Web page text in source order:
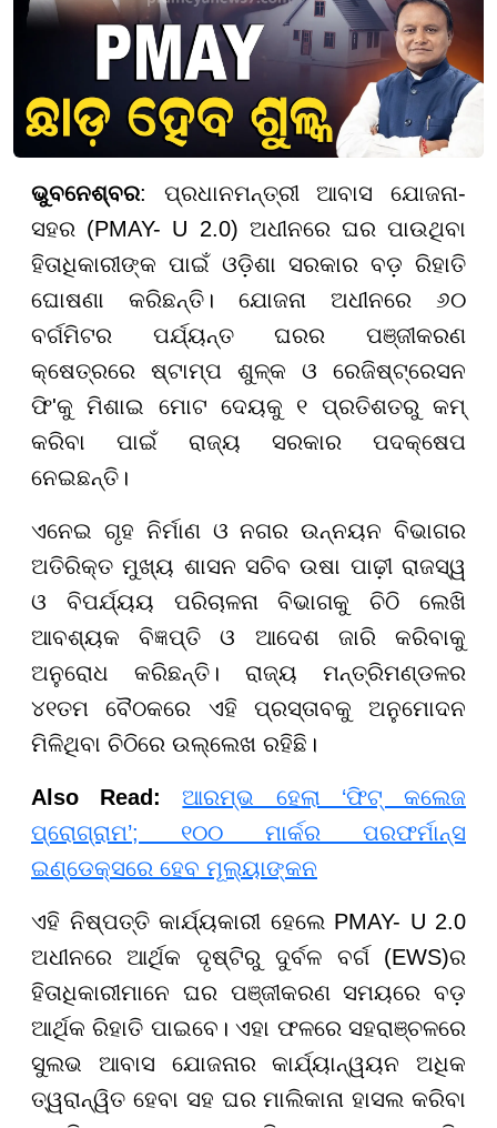
ଭୁବନେଶ୍ବର: ପ୍ରଧାନମନ୍ତ୍ରୀ ଆବାସ ଯୋଜନା-
ସହର (PMAY- U 2.0) ଅଧୀନରେ ଘର ପାଉଥିବା
ହିତାଧିକାରୀଙ୍କ ପାଇଁ ଓଡ଼ିଶା ସରକାର ବଡ଼ ରିହାତି
ଘୋଷଣା କରିଛନ୍ତି। ଯୋଜନା ଅଧୀନରେ ୬୦
ବର୍ଗମିଟର ପର୍ଯ୍ୟନ୍ତ ଘରର ପଞ୍ଜୀକରଣ
କ୍ଷେତ୍ରରେ ଷ୍ଟାମ୍ପ ଶୁଳ୍କ ଓ ରେଜିଷ୍ଟ୍ରେସନ
ଫି'କୁ ମିଶାଇ ମୋଟ ଦେୟକୁ ୧ ପ୍ରତିଶତରୁ କମ୍
କରିବା ପାଇଁ ରାଜ୍ୟ ସରକାର ପଦକ୍ଷେପ
ନେଇଛନ୍ତି।
ଏନେଇ ଗୃହ ନିର୍ମାଣ ଓ ନଗର ଉନ୍ନୟନ ବିଭାଗର
ଅତିରିକ୍ତ ମୁଖ୍ୟ ଶାସନ ସଚିବ ଉଷା ପାଢ଼ୀ ରାଜସ୍ୱ
ଓ ବିପର୍ଯ୍ୟୟ ପରିଚାଳନା ବିଭାଗକୁ ଚିଠି ଲେଖି
ଆବଶ୍ୟକ ବିଜ୍ଞପ୍ତି ଓ ଆଦେଶ ଜାରି କରିବାକୁ
ଅନୁରୋଧ କରିଛନ୍ତି। ରାଜ୍ୟ ମନ୍ତ୍ରିମଣ୍ଡଳର
୪୧ତମ ବୈଠକରେ ଏହି ପ୍ରସ୍ତାବକୁ ଅନୁମୋଦନ
ମିଳିଥିବା ଚିଠିରେ ଉଲ୍ଲେଖ ରହିଛି।
Also Read:ଆରମ୍ଭ ହେଲା ‘ଫିଟ୍ କଲେଜ
ପ୍ରୋଗ୍ରାମ’; ୧୦୦ ମାର୍କର ପରଫର୍ମାନ୍ସ
ଇଣ୍ଡେକ୍ସରେ ହେବ ମୂଲ୍ୟାଙ୍କନ
ଏହି ନିଷ୍ପତ୍ତି କାର୍ଯ୍ୟକାରୀ ହେଲେ PMAY- U 2.0
ଅଧୀନରେ ଆର୍ଥିକ ଦୃଷ୍ଟିରୁ ଦୁର୍ବଳ ବର୍ଗ (EWS)ର
ହିତାଧିକାରୀମାନେ ଘର ପଞ୍ଜୀକରଣ ସମୟରେ ବଡ଼
ଆର୍ଥିକ ରିହାତି ପାଇବେ। ଏହା ଫଳରେ ସହରାଞ୍ଚଳରେ
ସୁଲଭ ଆବାସ ଯୋଜନାର କାର୍ଯ୍ୟାନ୍ୱୟନ ଅଧିକ
ତ୍ୱରାନ୍ୱିତ ହେବା ସହ ଘର ମାଲିକାନା ହାସଲ କରିବା